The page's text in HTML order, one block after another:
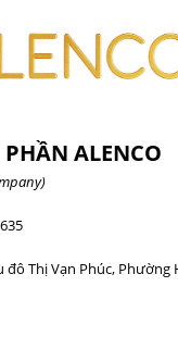
PHẦN ALENCO
đô Thị Vạn Phúc, Phường